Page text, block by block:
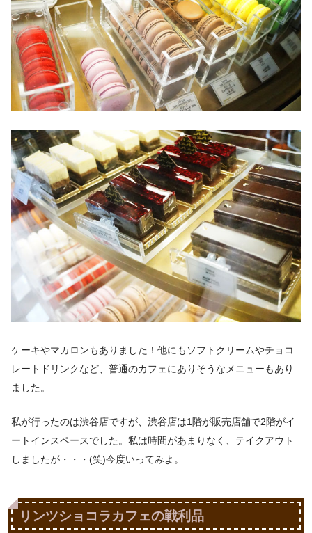
ケーキやマカロンもありました！他にもソフトクリームやチョコ
レートドリンクなど、普通のカフェにありそうなメニューもあり
ました。
私が行ったのは渋谷店ですが、渋谷店は1階が販売店舗で2階がイ
ートインスペースでした。私は時間があまりなく、テイクアウト
しましたが・・・(笑)今度いってみよ。
リンツショコラカフェの戦利品